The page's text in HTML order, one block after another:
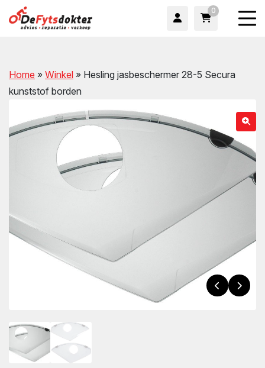
0
Home » Winkel » Hesling jasbeschermer 28-5 Secura
kunststof borden